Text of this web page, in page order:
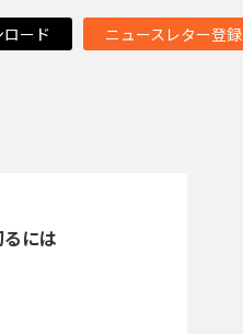
ード ニュースレター登録
には